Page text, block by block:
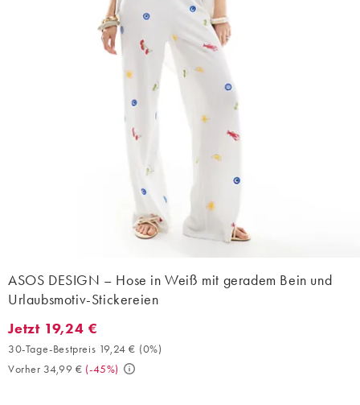
ASOS DESIGN – Hose in Weiß mit geradem Bein und
Urlaubsmotiv-Stickereien
Jetzt 19,24 €. 30-Tage-Bestpreis 19,24 € (0%). Vorher 34,99 €.
Jetzt 19,24 €
30-Tage-Bestpreis 19,24 € (0%)
Vorher 34,99 € (-45%)